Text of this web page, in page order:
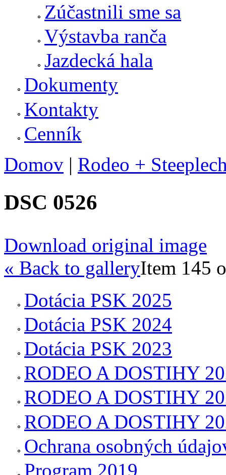
Zúčastnili sme sa
Výstavba ranča
Jazdecká hala
Dokumenty
Kontakty
Cenník
Nachádzate sa tu
Domov | Rodeo +
DSC 0526
Download original image
« Back to galleryItem 145
Dotácia PSK 2025
Dotácia PSK 2024
Dotácia PSK 2023
RODEO A DOSTIHY
RODEO A DOSTIHY
RODEO A DOSTIHY
Ochrana osobných
Program 2019